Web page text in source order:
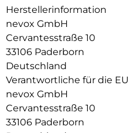
schützen Sie die Linsen vor
Zwischenräumen.
Herstellerinformation
nevox GmbH
Cervantesstraße 10
33106 Paderborn
Deutschland
Verantwortliche für die EU
nevox GmbH
Cervantesstraße 10
33106 Paderborn